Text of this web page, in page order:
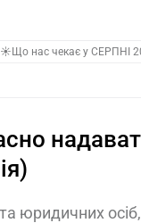
☀️Що нас чекає у СЕРПНІ
юридичних